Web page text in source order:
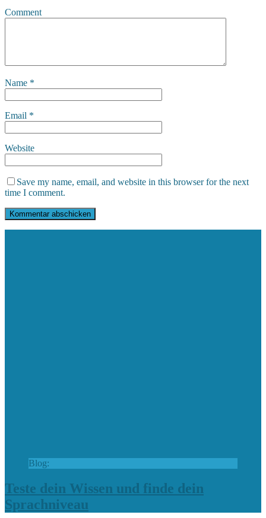
Comment
Name *
Email *
Website
Save my name, email, and website in this browser for the next
time I comment.
Blog:
Teste dein Wissen und finde dein
Sprachniveau